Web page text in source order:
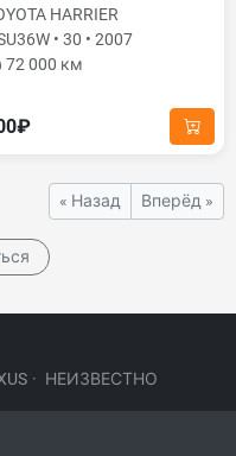
HARRIER
• 30 • 2007
72 000 км
« Назад Вперёд »
· НЕИЗВЕСТНО